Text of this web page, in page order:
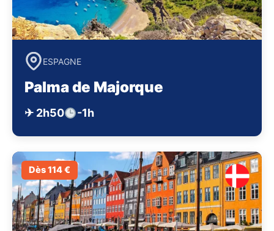
ESPAGNE
Palma de Majorque
✈ 2h50 -1h
Dès 114 €